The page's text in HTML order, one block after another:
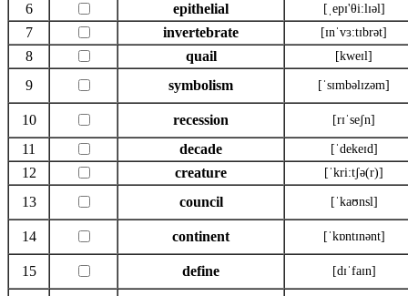
6 epithelial [ˌepɪ'θi:lɪəl]
7 invertebrate [ɪnˈvɜ:tɪbrət]
8 quail [kweɪl]
9 symbolism [ˈsɪmbəlɪzəm]
10 recession [rɪˈseʃn]
11 decade [ˈdekeɪd]
12 creature [ˈkri:tʃə(r)]
13 council [ˈkaʊnsl]
14 continent [ˈkɒntɪnənt]
15 define [dɪˈfaɪn]